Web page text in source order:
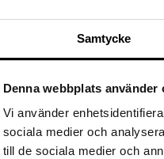
Samtycke
Denna webbplats använder
Vi använder
sociala medier och
till de sociala medier och
Näe
Tuotetieto
Parasta mahdollista laatua oleva
imeytyy helpommin kuin
paras laatu, se valmistetaan
valmisteet.